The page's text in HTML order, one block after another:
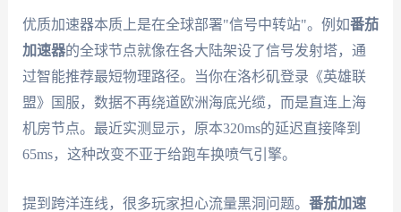
优质加速器本质上是在全球部署"信号中转站"。例如番茄
加速器的全球节点就像在各大陆架设了信号发射塔，通
过智能推荐最短物理路径。当你在洛杉矶登录《英雄联
盟》国服，数据不再绕道欧洲海底光缆，而是直连上海
机房节点。最近实测显示，原本320ms的延迟直接降到
65ms，这种改变不亚于给跑车换喷气引擎。
提到跨洋连线，很多玩家担心流量黑洞问题。 番茄加速